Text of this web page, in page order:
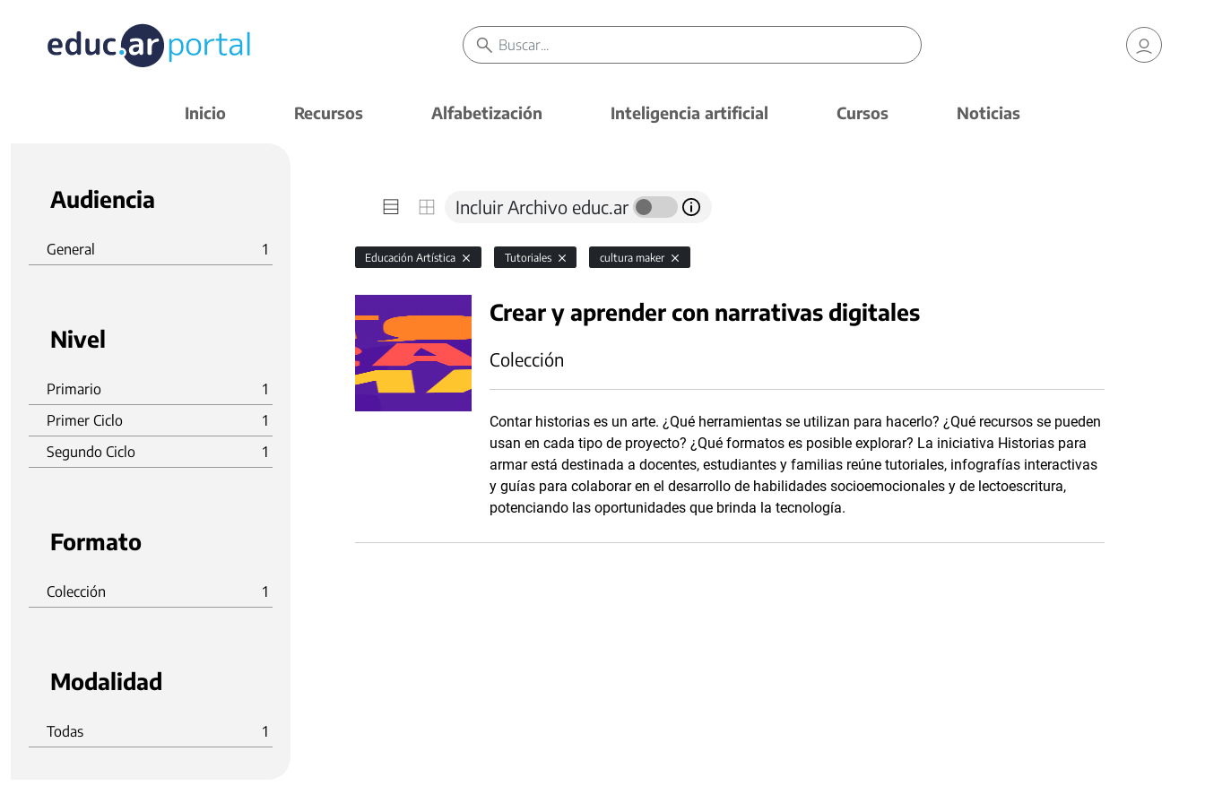
Inicio Recursos Alfabetización Inteligencia artificial Cursos Noticias
Audiencia
General 1
Nivel
Primario
1
Primer Ciclo
1
Segundo Ciclo
1
Formato
Colección 1
Modalidad
Todas 1
Incluir Archivo educ.ar
Educación Artística Tutoriales cultura maker
Crear y aprender con narrativas digitales
Colección
Contar historias es un arte. ¿Qué herramientas se utilizan para hacerlo? ¿Qué recursos se pueden
usan en cada tipo de proyecto? ¿Qué formatos es posible explorar? La iniciativa Historias para
armar está destinada a docentes, estudiantes y familias reúne tutoriales, infografías interactivas
y guías para colaborar en el desarrollo de habilidades socioemocionales y de lectoescritura,
potenciando las oportunidades que brinda la tecnología.